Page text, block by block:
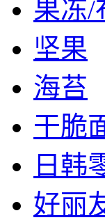
果冻/
坚果
海苔
干脆
日韩
好丽